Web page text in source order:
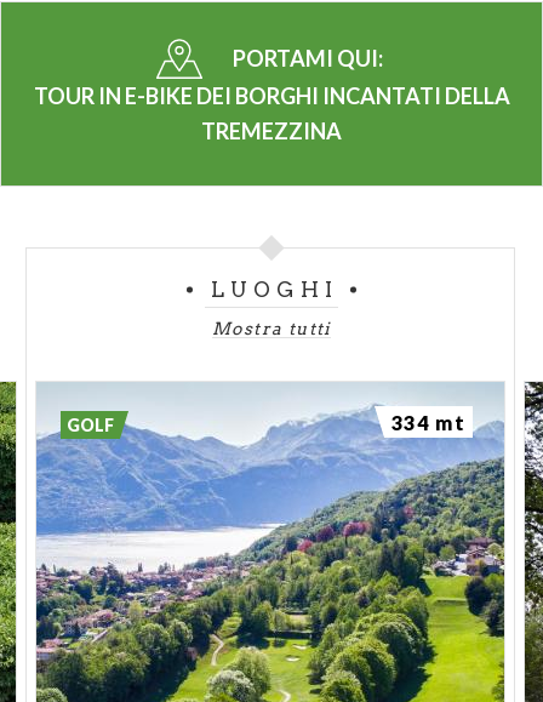
PORTAMI QUI:
TOUR IN E-BIKE DEI BORGHI INCANTATI DELLA
TREMEZZINA
LUOGHI
Mostra tutti
GOLF 334 mt